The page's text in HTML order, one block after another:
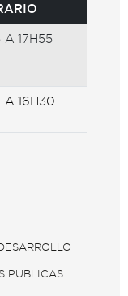
17H55
16H30
PUBLICAS